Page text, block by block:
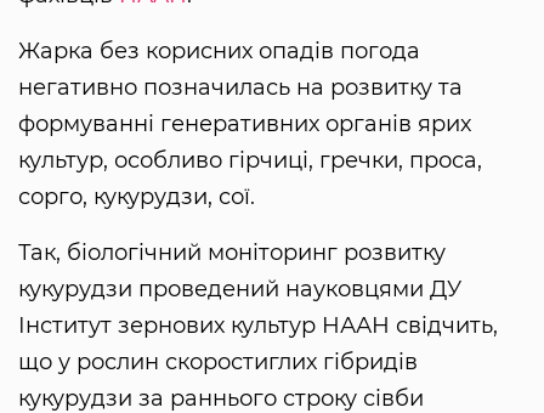
Жарка без корисних опадів погода
негативно позначилась на розвитку та
формуванні генеративних органів ярих
культур, особливо гірчиці, гречки, проса,
сорго, кукурудзи, сої.
Так, біологічний моніторинг розвитку
кукурудзи проведений науковцями ДУ
Інститут зернових культур НААН свідчить,
що у рослин скоростиглих гібридів
кукурудзи за раннього строку сівби